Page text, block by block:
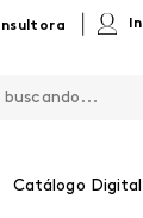
Catálogo Digital